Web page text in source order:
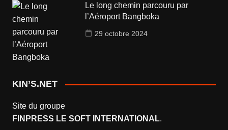
Le long chemin parcouru par
l’Aéroport Bangboka
29 octobre 2024
KIN’S.NET
Site du groupe
FINPRESS LE SOFT INTERNATIONAL.